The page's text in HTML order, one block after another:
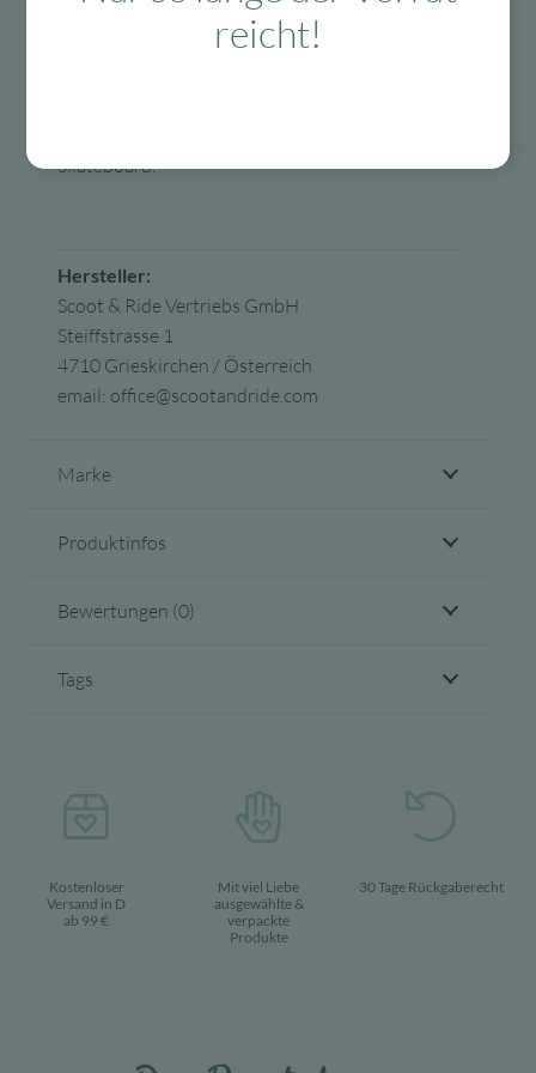
wurde. Diese Zertifizierung garantiert höchste
Sicherheitsstandards in Bezug auf
Skateboard.
Hersteller:
Scoot & Ride Vertriebs GmbH
Steiffstrasse 1
4710 Grieskirchen / Österreich
email: office@scootandride.com
Marke
Produktinfos
Bewertungen (0)
Tags
Kostenloser
Versand in D
ab 99 €
Mit viel Liebe
ausgewählte &
verpackte
Produkte
30 Tage Rückgaberecht
reicht!